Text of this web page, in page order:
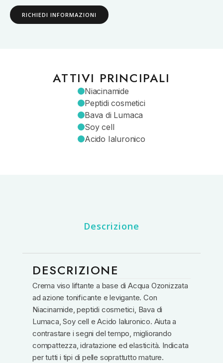
RICHIEDI INFORMAZIONI
ATTIVI PRINCIPALI
Niacinamide
Peptidi cosmetici
Bava di Lumaca
Soy cell
Acido Ialuronico
Descrizione
DESCRIZIONE
Crema viso liftante a base di Acqua Ozonizzata
ad azione tonificante e levigante. Con
Niacinamide, peptidi cosmetici, Bava di
Lumaca, Soy cell e Acido Ialuronico. Aiuta a
contrastare i segni del tempo, migliorando
compattezza, idratazione ed elasticità. Indicata
per tutti i tipi di pelle soprattutto mature.